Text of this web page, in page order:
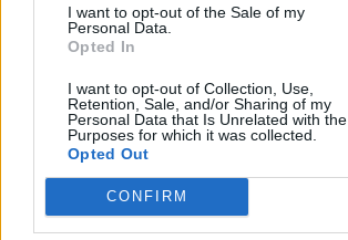
I want to opt-out of the Sale of my
Personal Data.
Opted In
I want to opt-out of Collection, Use,
Retention, Sale, and/or Sharing of my
Personal Data that Is Unrelated with the
Purposes for which it was collected.
Opted Out
CONFIRM
Commentaires